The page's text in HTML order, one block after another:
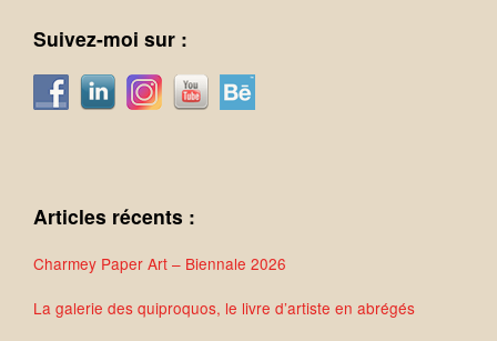
Suivez-moi sur :
Articles récents :
Charmey Paper Art – Biennale 2026
La galerie des quiproquos, le livre d’artiste en abrégés